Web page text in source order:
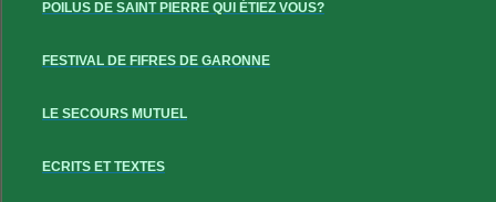
POILUS DE SAINT PIERRE QUI ÉTIEZ VOUS?
FESTIVAL DE FIFRES DE GARONNE
LE SECOURS MUTUEL
ECRITS ET TEXTES